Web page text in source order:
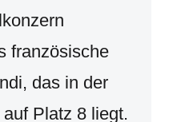
französische
das in der
Platz 8 liegt.